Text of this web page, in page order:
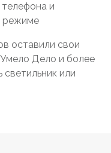
и
режиме
оставили свои
Дело и более
светильник или